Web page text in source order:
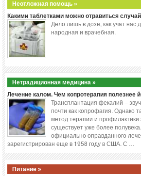
Неотложная помощь »
Какими таблетками можно отравиться
Дело лишь в дозе, как учат нас
народная и врачебная.
Нетрадиционная медицина »
Лечение калом. Чем копротерапия полезнее
Трансплантация фекалий –
почти как копрофагия. Однако
метод терапии и профилактики
существует уже более
официально оправданного
зарегистрирован еще в 1958 году в США. С …
Питание »